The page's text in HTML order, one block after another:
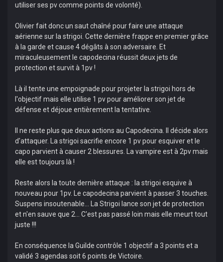
utiliser ses pv comme points de volonté).
Olivier fait donc un saut chaîné pour faire une attaque
aérienne sur la strigoi. Cette dernière frappe en premier grâce
à la garde et cause 4 dégâts à son adversaire. Et
miraculeusement le capodecina réussit deux jets de
protection et survit à 1pv !
Là il tente une empoignade pour projeter la strigoi hors de
l'objectif mais elle utilise 1 pv pour améliorer son jet de
défense et déjoue entièrement la tentative.
Il ne reste plus que deux actions au Capodecina. Il décide alors
d'attaquer. La strigoi sacrifie encore 1 pv pour esquiver et le
capo parvient à causer 2 blessures. La vampire est à 2pv mais
elle est toujours là !
Reste alors la toute dernière attaque : la strigoi esquive à
nouveau pour 1pv. Le capodecina parvient à passer 3 touches.
Suspens insoutenable... La Strigoi lance son jet de protection
et n'en sauve que 2... C'est pas passé loin mais elle meurt tout
juste !!!
En conséquence la Guilde contrôle 1 objectif a 3 points et a
validé 3 agendas soit 6 points de Victoire.